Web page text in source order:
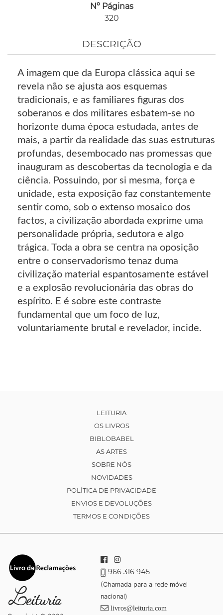
Nº Páginas
320
DESCRIÇÃO
A imagem que da Europa clássica aqui se
revela não se ajusta aos esquemas
tradicionais, e as familiares figuras dos
soberanos e dos militares esbatem-se no
horizonte duma época estudada, antes de
mais, a partir da realidade das suas estruturas
profundas, desembocado nas promessas que
inauguram as descobertas da tecnologia e da
ciência. Possuindo, por si mesma, força e
unidade, esta exposição faz constantemente
sentir como, sob o extenso mosaico dos
factos, a civilização abordada exprime uma
personalidade própria, sedutora e algo
trágica. Toda a obra se centra na oposição
entre o conservadorismo tenaz duma
civilização material espantosamente estável
e a explosão revolucionária das obras do
espírito. E é sobre este contraste
fundamental que um foco de luz,
voluntariamente brutal e revelador, incide.
LEITURIA
OS LIVROS
BIBLOBABEL
AS ARTES
SOBRE NÓS
NOVIDADES
POLÍTICA DE PRIVACIDADE
ENVIOS E DEVOLUÇÕES
TERMOS E CONDIÇÕES
966 316 945
(Chamada para a rede móvel
nacional)
livros@leituria.com